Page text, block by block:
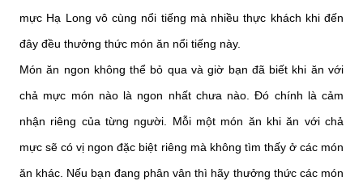
mực Hạ Long vô cùng nổi tiếng mà nhiều thực khách khi đến
đây đều thưởng thức món ăn nổi tiếng này.
Món ăn ngon không thể bỏ qua và giờ bạn đã biết khi ăn với
chả mực món nào là ngon nhất chưa nào. Đó chính là cảm
nhận riêng của từng người. Mỗi một món ăn khi ăn với chả
mực sẽ có vị ngon đặc biệt riêng mà không tìm thấy ở các món
ăn khác. Nếu bạn đang phân vân thì hãy thưởng thức các món